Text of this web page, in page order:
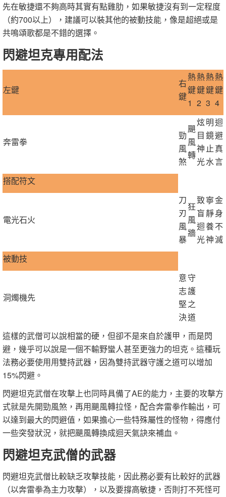
先在敏捷還不夠高時其實有點雞肋，如果敏捷沒有到一定程度
（約700以上），建議可以裝其他的被動技能，像是超絕或是
共鳴頌歌都是不錯的選擇。
閃避坦克專用配法
左鍵
右
鍵
熱
鍵
1
熱
鍵
2
熱
鍵
3
熱
鍵
4
奔雷拳
勁
風
煞
颶
風
轉
炫
目
神
光
明
鏡
止
水
迴
避
真
言
搭配符文
電光石火
刀
刃
風
暴
狂
風
牆
致
盲
迴
光
寧
靜
養
神
金
身
不
滅
被動技
洞燭機先
意
志
堅
決
守
護
之
道
這樣的武僧可以說相當的硬，但卻不是來自於護甲，而是閃
避，幾乎可以說是一個不輸野蠻人甚至更強力的坦克。這種玩
法務必要使用用雙持武器，因為雙持武器守護之道可以增加
15%閃避。
閃避坦克武僧在攻擊上也同時具備了AE的能力，主要的攻擊方
式就是先開勁風煞，再用颶風轉拉怪，配合奔雷拳作輸出，可
以達到最大的閃避值，如果擔心一些特殊屬性的怪物，得應付
一些突發狀況，就把颶風轉換成迴天氣訣來補血。
閃避坦克武僧的武器
閃避坦克武僧比較缺乏攻擊技能，因此務必要有比較好的武器
（以奔雷拳為主力攻擊），以及要撐高敏捷，否則打不死怪可